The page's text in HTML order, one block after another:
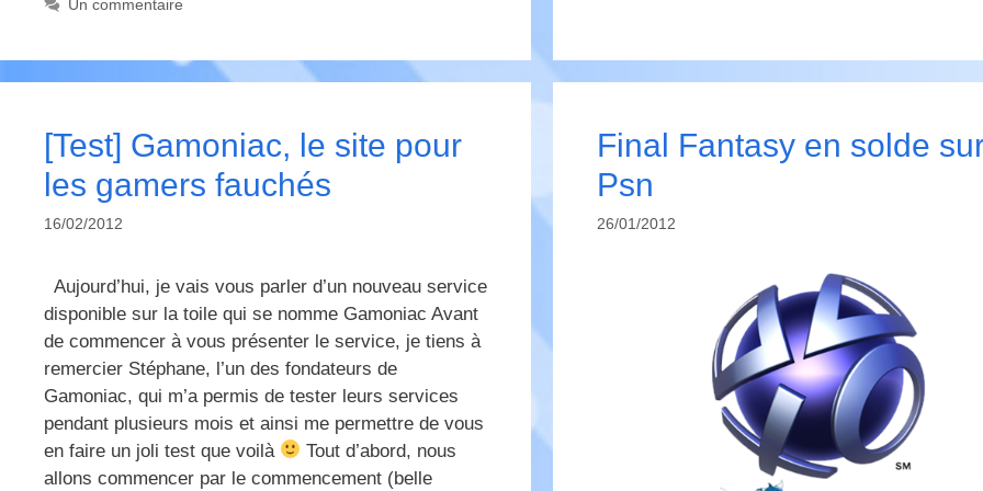
Un commentaire
[Test] Gamoniac, le site pour
les gamers fauchés
16/02/2012
Aujourd’hui, je vais vous parler d’un nouveau service
disponible sur la toile qui se nomme Gamoniac Avant
de commencer à vous présenter le service, je tiens à
remercier Stéphane, l’un des fondateurs de
Gamoniac, qui m’a permis de tester leurs services
pendant plusieurs mois et ainsi me permettre de vous
en faire un joli test que voilà
Tout d’abord, nous
allons commencer par le commencement (belle
Final Fantasy en solde
Psn
26/01/2012